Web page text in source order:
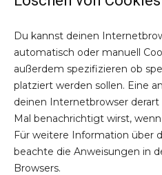
Du kannst deinen
automatisch oder manuell
außerdem spezifizieren ob
platziert werden sollen. Eine
deinen Internetbrowser
Mal benachrichtigt wirst,
Für weitere Information über
beachte die Anweisungen in
Browsers.